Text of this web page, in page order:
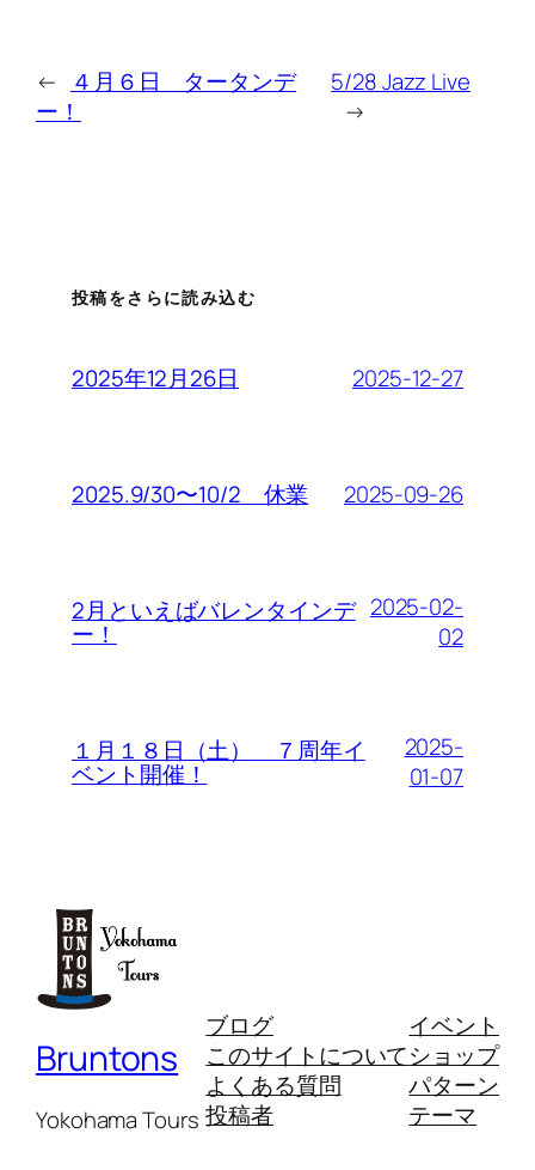
←
４月６日 タータンデ
ー！
5/28 Jazz Live
→
投稿をさらに読み込む
2025年12月26日 2025-12-27
2025.9/30〜10/2 休業 2025-09-26
2月といえばバレンタインデ
ー！
2025-02-
02
１月１８日（土） ７周年イ
ベント開催！
2025-
01-07
Bruntons
Yokohama Tours
ブログ
このサイトについて
よくある質問
投稿者
イベント
ショップ
パターン
テーマ